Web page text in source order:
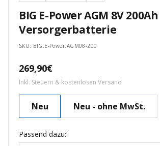
BIG E-Power AGM 8V 200Ah
Versorgerbatterie
SKU: BIG.E-Power.AGM08-200
Angebotspreis
269,90€
Inkl. Steuern & kostenlosen Versand
Neu Neu - ohne MwSt.
Passend dazu: